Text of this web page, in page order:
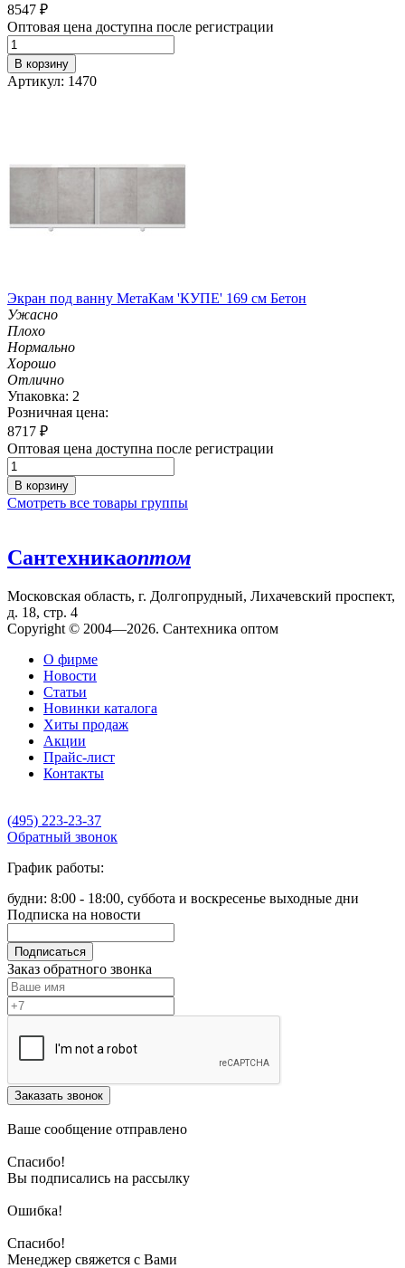
8547 ₽
Оптовая цена доступна после регистрации
В корзину
Артикул: 1470
Экран под ванну МетаКам 'КУПЕ' 169 см Бетон
Ужасно
Плохо
Нормально
Хорошо
Отлично
Упаковка: 2
Розничная цена:
8717 ₽
Оптовая цена доступна после регистрации
В корзину
Смотреть все товары группы
Сантехникаоптом
Московская область, г. Долгопрудный, Лихачевский проспект,
д. 18, стр. 4
Copyright © 2004—2026. Сантехника оптом
О фирме
Новости
Статьи
Новинки каталога
Хиты продаж
Акции
Прайс-лист
Контакты
(495) 223-23-37
Обратный звонок
График работы:
будни: 8:00 - 18:00, суббота и воскресенье выходные дни
Подписка на новости
Подписаться
Заказ обратного звонка
Заказать звонок
Ваше сообщение отправлено
Спасибо!
Вы подписались на рассылку
Ошибка!
Спасибо!
Менеджер свяжется с Вами